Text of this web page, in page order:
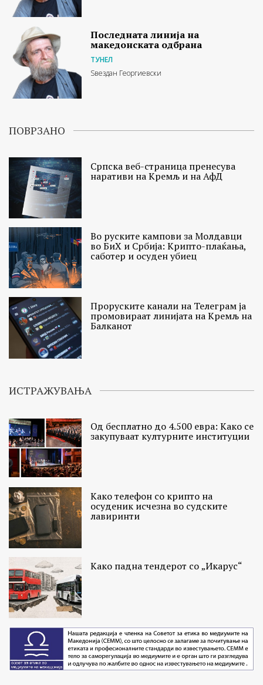
Последната линија на
македонската одбрана
ТУНЕЛ
Ѕвездан Георгиевски
ПОВРЗАНО
Српска веб-страница пренесува
наративи на Кремљ и на АфД
Во руските кампови за Молдавци
во БиХ и Србија: Крипто-плаќања,
саботер и осуден убиец
Проруските канали на Телеграм ја
промовираат линијата на Кремљ на
Балканот
ИСТРАЖУВАЊА
Од бесплатно до 4.500 евра: Како се
закупуваат културните институции
Како телефон со крипто на
осуденик исчезна во судските
лавиринти
Како падна тендерот со „Икарус“